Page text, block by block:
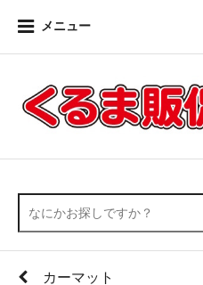
メニュー
カーマット